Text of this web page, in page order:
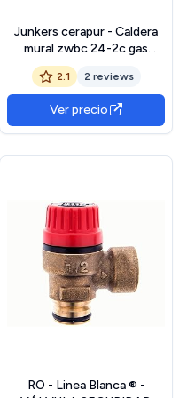
Junkers cerapur - Caldera
mural zwbc 24-2c gas
natural calefacción clase a
- acs clase am
2.1 2 reviews
Ver precio
RO - Linea Blanca ® -